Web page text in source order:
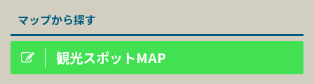
マップから探す
観光スポットMAP